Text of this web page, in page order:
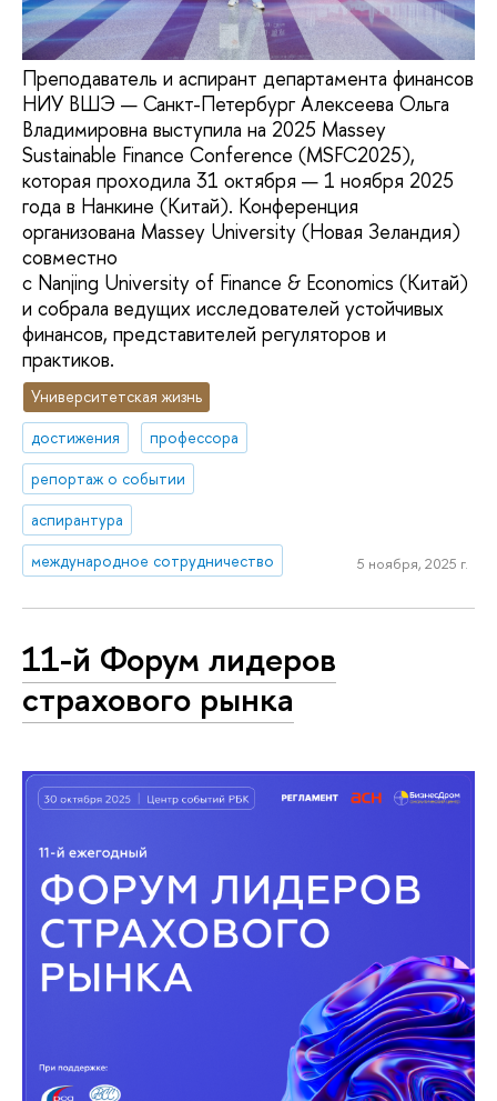
Преподаватель и аспирант департамента финансов
НИУ ВШЭ — Санкт-Петербург Алексеева Ольга
Владимировна выступила на 2025 Massey
Sustainable Finance Conference (MSFC2025),
которая проходила 31 октября — 1 ноября 2025
года в Нанкине (Китай). Конференция
организована Massey University (Новая Зеландия)
совместно
с Nanjing University of Finance & Economics (Китай)
и собрала ведущих исследователей устойчивых
финансов, представителей регуляторов и
практиков.
Университетская жизнь
достижения
профессора
репортаж о событии
аспирантура
международное сотрудничество
5 ноября, 2025 г.
11-й Форум лидеров
страхового рынка